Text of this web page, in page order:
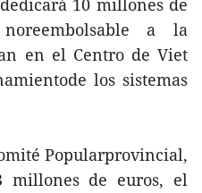
10 millones de
a la
en el Centro de Viet
los sistemas
Popularprovincial,
millones de euros, el